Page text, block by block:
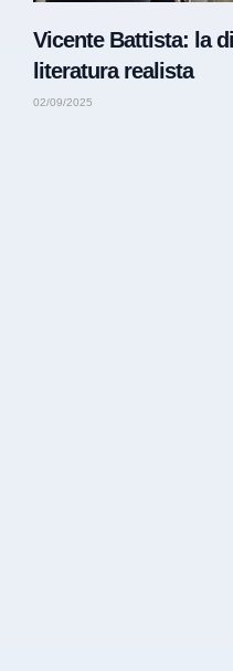
Vicente Battista: la
literatura realista
02/09/2025